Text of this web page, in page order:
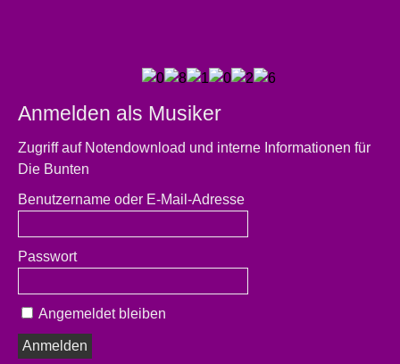
Anmelden als Musiker
Zugriff auf Notendownload und interne Informationen für
Die Bunten
Benutzername oder E-Mail-Adresse
Passwort
Angemeldet bleiben